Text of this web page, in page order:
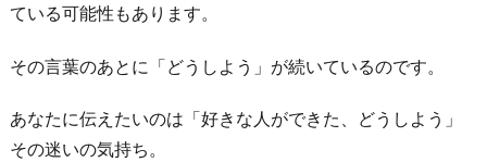
こ
が
イ
ヤ
ている可能性もあります。
その言葉のあとに「どうしよう」が続いているのです。
あなたに伝えたいのは「好きな人ができた、どうしよう」
その迷いの気持ち。